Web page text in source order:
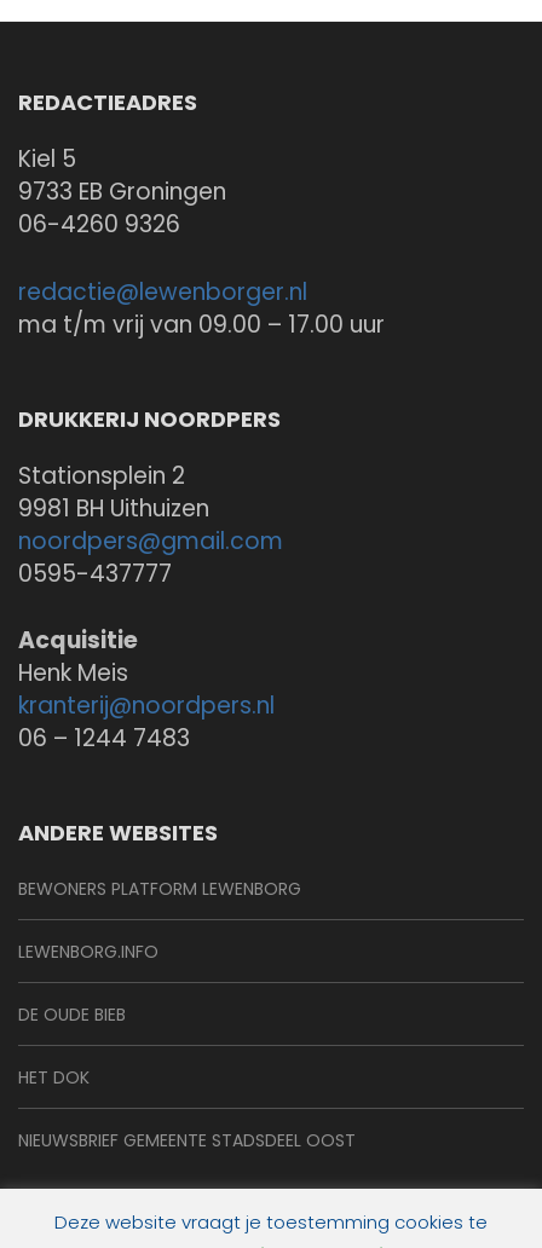
REDACTIEADRES
Kiel 5
9733 EB Groningen
06-4260 9326
redactie@lewenborger.nl
ma t/m vrij van 09.00 – 17.00 uur
DRUKKERIJ NOORDPERS
Stationsplein 2
9981 BH Uithuizen
noordpers@gmail.com
0595-437777
Acquisitie
Henk Meis
kranterij@noordpers.nl
06 – 1244 7483
ANDERE WEBSITES
BEWONERS PLATFORM LEWENBORG
LEWENBORG.INFO
DE OUDE BIEB
HET DOK
NIEUWSBRIEF GEMEENTE STADSDEEL OOST
Deze website vraagt je toestemming cookies te